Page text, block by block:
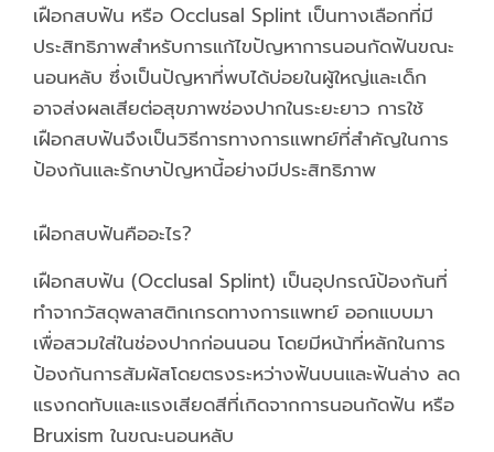
เฝือกสบฟัน หรือ Occlusal Splint เป็นทางเลือกที่มี
ประสิทธิภาพสำหรับการแก้ไขปัญหาการนอนกัดฟันขณะ
นอนหลับ ซึ่งเป็นปัญหาที่พบได้บ่อยในผู้ใหญ่และเด็ก
อาจส่งผลเสียต่อสุขภาพช่องปากในระยะยาว การใช้
เฝือกสบฟันจึงเป็นวิธีการทางการแพทย์ที่สำคัญในการ
ป้องกันและรักษาปัญหานี้อย่างมีประสิทธิภาพ
เฝือกสบฟันคืออะไร?
เฝือกสบฟัน (Occlusal Splint) เป็นอุปกรณ์ป้องกันที่
ทำจากวัสดุพลาสติกเกรดทางการแพทย์ ออกแบบมา
เพื่อสวมใส่ในช่องปากก่อนนอน โดยมีหน้าที่หลักในการ
ป้องกันการสัมผัสโดยตรงระหว่างฟันบนและฟันล่าง ลด
แรงกดทับและแรงเสียดสีที่เกิดจากการนอนกัดฟัน หรือ
Bruxism ในขณะนอนหลับ